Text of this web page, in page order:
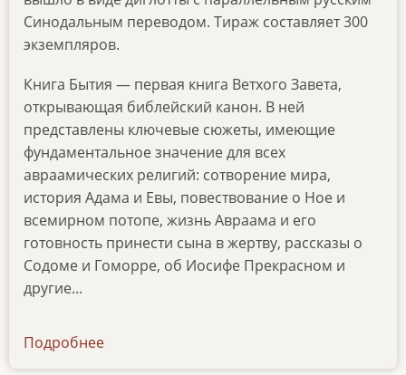
Синодальным переводом. Тираж составляет 300
экземпляров.
Книга Бытия — первая книга Ветхого Завета,
открывающая библейский канон. В ней
представлены ключевые сюжеты, имеющие
фундаментальное значение для всех
авраамических религий: сотворение мира,
история Адама и Евы, повествование о Ное и
всемирном потопе, жизнь Авраама и его
готовность принести сына в жертву, рассказы о
Содоме и Гоморре, об Иосифе Прекрасном и
другие...
Подробнее